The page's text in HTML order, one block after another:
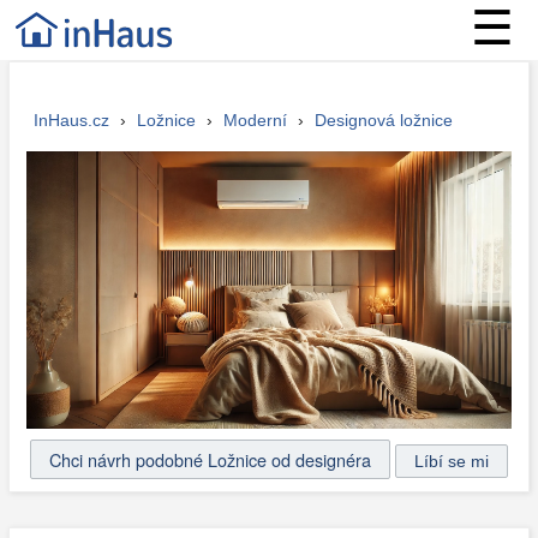
☰
InHaus.cz › Ložnice › Moderní › Designová ložnice
Chci návrh podobné Ložnice od designéra